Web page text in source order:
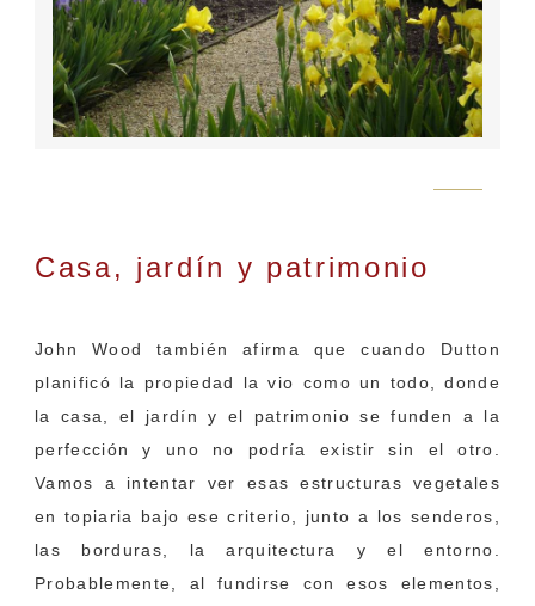
Flickr
Casa, jardín y patrimonio
John Wood también afirma que cuando Dutton
planificó la propiedad la vio como un todo, donde
la casa, el jardín y el patrimonio se funden a la
perfección y uno no podría existir sin el otro.
Vamos a intentar ver esas estructuras vegetales
en topiaria bajo ese criterio, junto a los senderos,
las borduras, la arquitectura y el entorno.
Probablemente, al fundirse con esos elementos,